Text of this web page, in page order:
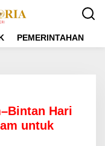
PEMERINTAHAN
Hari
untuk